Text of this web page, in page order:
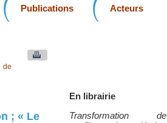
Publications Acteurs
En librairie
Transformation de
de
; « Le